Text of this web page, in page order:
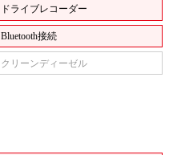
ドライブレコーダー
Bluetooth接続
クリーンディーゼル